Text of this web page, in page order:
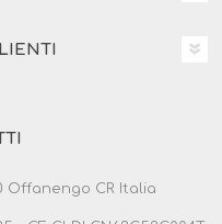
Offanengo CR Italia